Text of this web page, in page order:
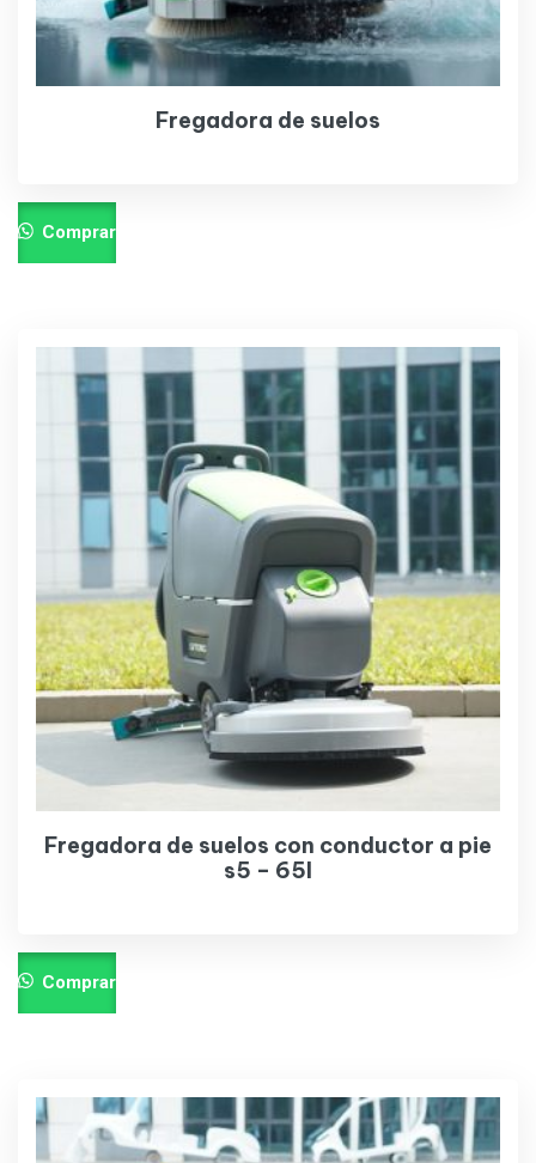
Fregadora de suelos
Comprar
Fregadora de suelos con conductor a pie
s5 – 65l
Comprar